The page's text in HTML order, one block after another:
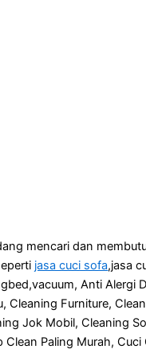
mencari dan
jasa cuci sofa,jasa
Anti Alergi
Cleaning Furniture,
Jok Mobil, Cleaning
Clean Paling Murah, Cuci